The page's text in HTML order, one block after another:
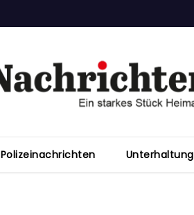
Polizeinachrichten Unterhaltung